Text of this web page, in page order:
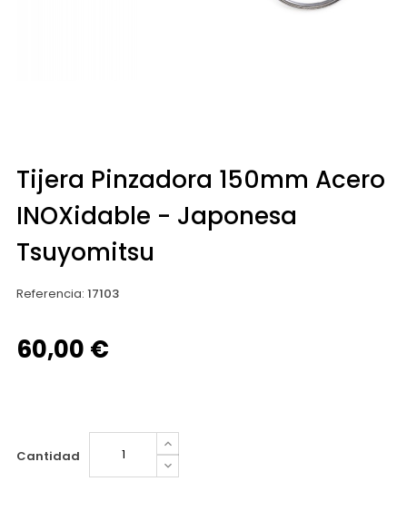
Tijera Pinzadora 150mm Acero
INOXidable - Japonesa
Tsuyomitsu
Referencia: 17103
60,00 €
Cantidad